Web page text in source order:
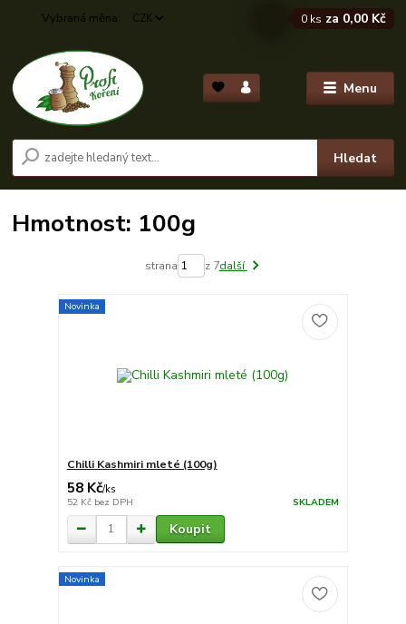
Menu
CZK
Hledat
0 ks za 0,00 Kč
Hmotnost: 100g
strana z 7další
Novinka
Chilli Kashmiri mleté (100g)
58 Kč/ks
52 Kč bez DPH SKLADEM
Koupit
Novinka